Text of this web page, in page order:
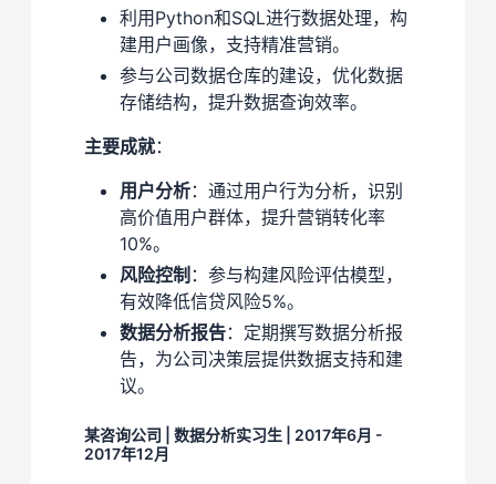
利用Python和SQL进行数据处理，构
建用户画像，支持精准营销。
参与公司数据仓库的建设，优化数据
存储结构，提升数据查询效率。
主要成就：
用户分析：通过用户行为分析，识别
高价值用户群体，提升营销转化率
10%。
风险控制 ：参与构建风险评估模型，
有效降低信贷风险5%。
数据分析报告：定期撰写数据分析报
告，为公司决策层提供数据支持和建
议。
某咨询公司 | 数据分析实习生 | 2017年6月 -
2017年12月